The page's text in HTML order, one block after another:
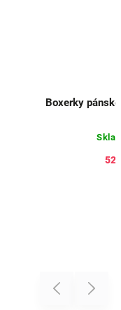
Boxerky
Previous Next